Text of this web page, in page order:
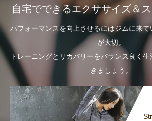
自宅でできるエクササイズ＆
パフォーマンスを向上させるにはジムに来
が大切。
トレーニングとリカバリーをバランス良く
きましょう。